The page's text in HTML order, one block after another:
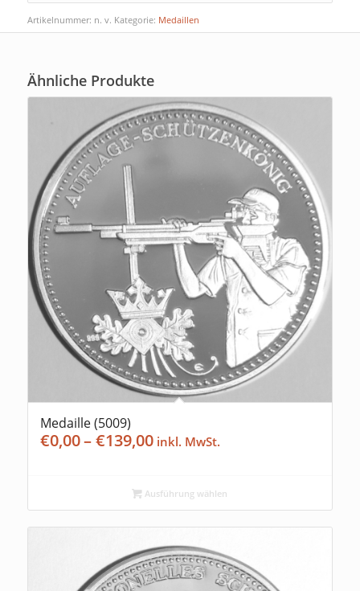
Artikelnummer: n. v. Kategorie: Medaillen
Ähnliche Produkte
Medaille (5009)
€0,00–€139,00Preisspanne:
€139,00
Ausführung wählen